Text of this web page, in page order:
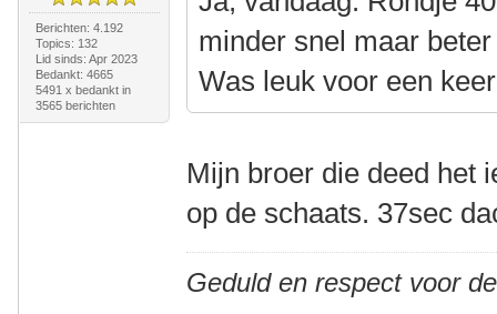
Berichten: 4.192
Topics: 132
Lid sinds: Apr 2023
Bedankt: 4665
5491 x bedankt in
3565 berichten
minder snel maar
Was leuk voor een
Mijn broer die deed het
op de schaats. 37sec
Geduld en respect voor